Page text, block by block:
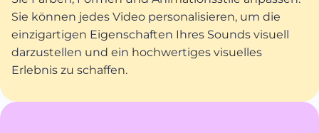
Sie können jedes Video personalisieren, um die
einzigartigen Eigenschaften Ihres Sounds visuell
darzustellen und ein hochwertiges visuelles
Erlebnis zu schaffen.